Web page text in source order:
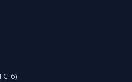
6)